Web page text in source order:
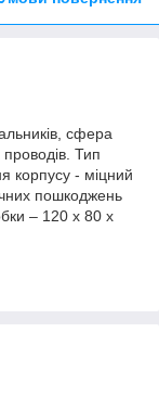
сфера
Тип
корпусу - міцний
пошкоджень
– 120 х 80 х